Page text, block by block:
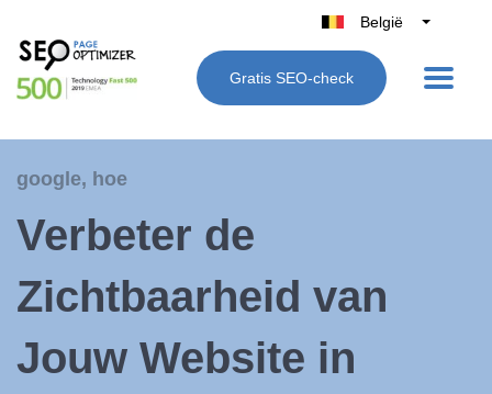
België
Belgique
Nederland
Gratis SEO-check
google, hoe
Verbeter de
Zichtbaarheid van
Jouw Website in